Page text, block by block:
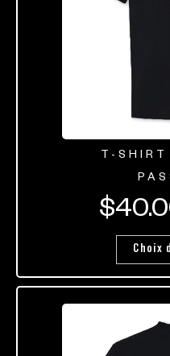
T-SHIRT
$
Choix